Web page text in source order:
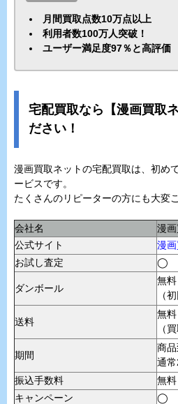
月間買取点数10万点以上
利用者数100万人突破！
ユーザー満足度97％と高評価
宅配買取なら【漫画買取
ださい！
漫画買取ネットの宅配買取は、初め
ービスです。
たくさんのリピーターの方にも大変
会社名
漫
公式サイト
漫
お試し査定
◯
ダンボール
無料
（
送料
無料
（
期間
商
通
振込手数料
無料
キャンペーン
◯